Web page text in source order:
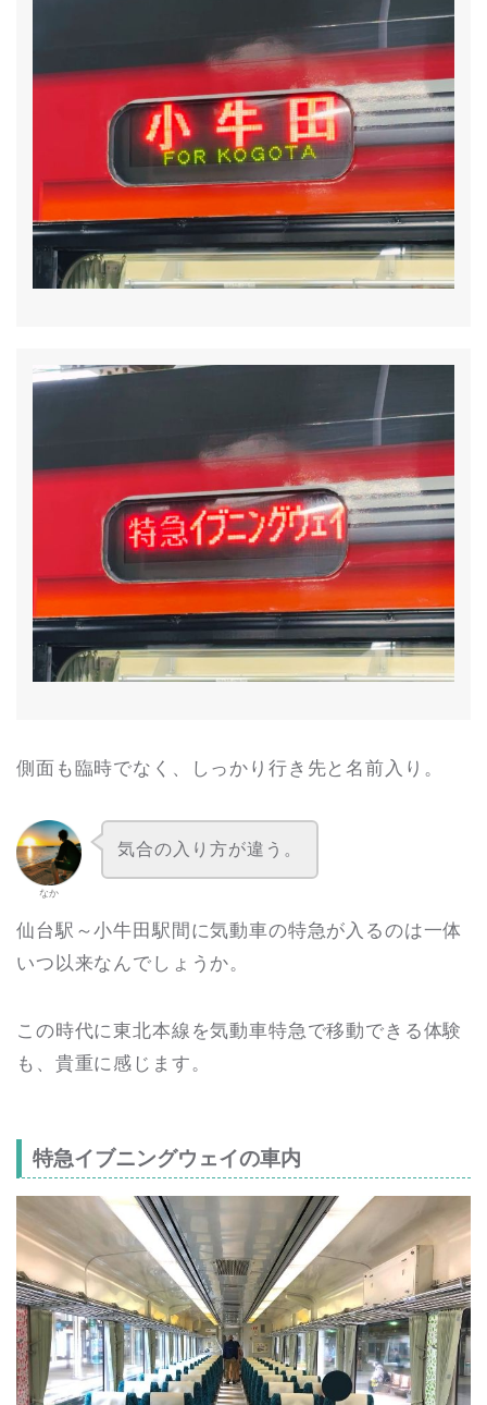
側面も臨時でなく、しっかり行き先と名前入り。
なか
気合の入り方が違う。
仙台駅～小牛田駅間に気動車の特急が入るのは一体
いつ以来なんでしょうか。
この時代に東北本線を気動車特急で移動できる体験
も、貴重に感じます。
特急イブニングウェイの車内